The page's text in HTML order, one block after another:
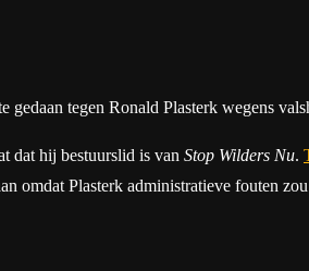
gedaan tegen Ronald Plasterk wegens
dat hij bestuurslid is van Stop Wilders Nu.
omdat Plasterk administratieve fouten